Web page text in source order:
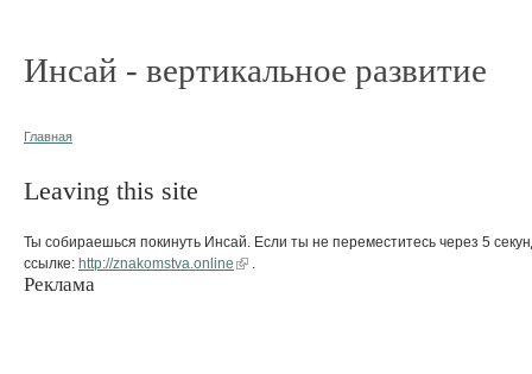
Инсай - вертикальное развитие
Главная
Leaving this site
Ты собираешься покинуть Инсай. Если ты не переместитесь через 5
ссылке: http://znakomstva.online
Реклама